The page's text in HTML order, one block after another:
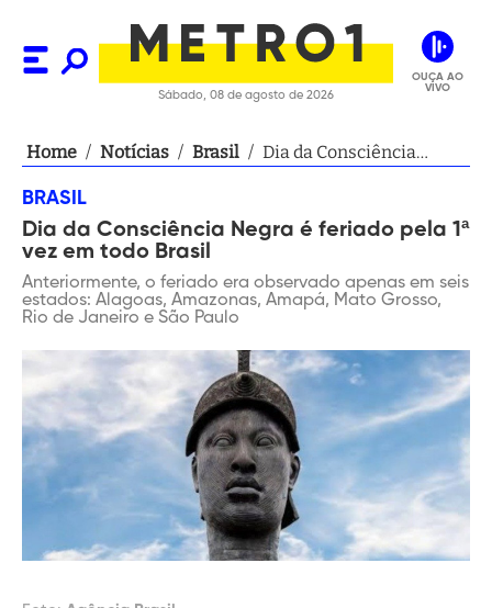
Sábado, 08 de agosto de 2026
OUÇA AO
VIVO
Home / Notícias / Brasil / Dia da Consciência
BRASIL
Dia da Consciência Negra é feriado pela 1ª
vez em todo Brasil
Anteriormente, o feriado era observado apenas em seis
estados: Alagoas, Amazonas, Amapá, Mato Grosso,
Rio de Janeiro e São Paulo